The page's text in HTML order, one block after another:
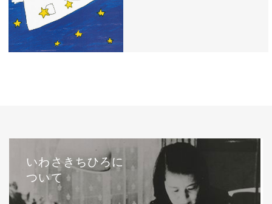
いわさきちひろに
ついて